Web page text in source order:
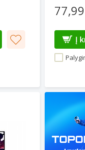
Į
16:10 LAPTOP ANTI-